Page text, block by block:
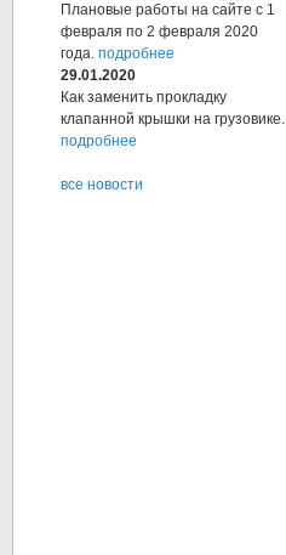
Плановые работы на сайте с 1
февраля по 2 февраля 2020
года. подробнее
29.01.2020
Как заменить прокладку
клапанной крышки на грузовике.
подробнее
все новости